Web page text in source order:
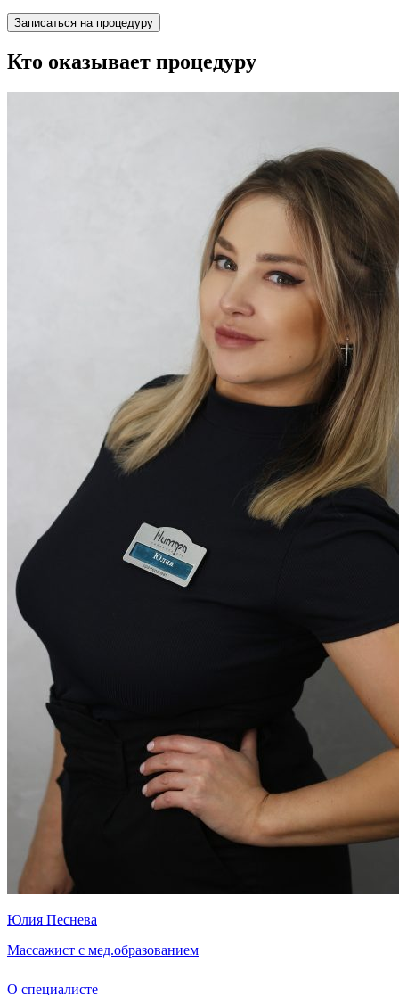
Записаться на процедуру
Кто оказывает процедуру
Юлия Песнева
Массажист с мед.образованием
О специалисте